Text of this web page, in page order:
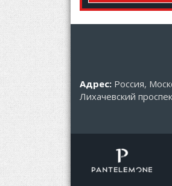
Адрес: Россия,
Лихачевский